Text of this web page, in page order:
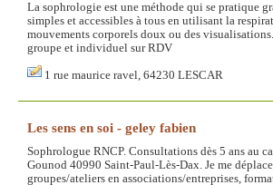
La sophrologie est une méthode qui se pratique
simples et accessibles à tous en utilisant la
mouvements corporels doux ou des
groupe et individuel sur RDV
1 rue maurice ravel, 64230 LESCAR
Les sens en soi - geley fabien
Sophrologue RNCP. Consultations dès 5 ans au
Gounod 40990 Saint-Paul-Lès-Dax. Je me
groupes/ateliers en associations/entreprises,